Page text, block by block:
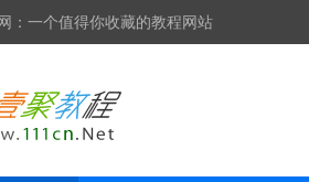
：一个值得你收藏的教程网站